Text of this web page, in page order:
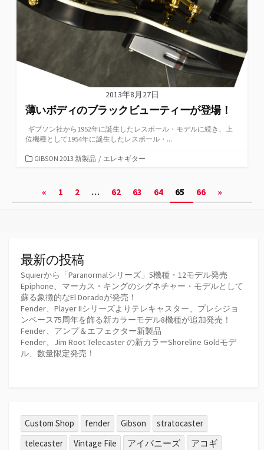
2013年8月27日
薄いボディのブラックビューティーが登場！
ギブソン社から1952年に誕生したレスポール・モデルに続き、上
位機種として1954年に誕生したレスポール・...
カ
ー
GIBSON 2013 新製品 / エレキギター
ペ
ー
ジ
送
り
« 1 2 … 62 63 64 65 66 »
最新の投稿
Squierから「Paranormalシリーズ」5機種・12モデル発売
Epiphone、マーカス・キングのシグネチャー・モデルとして
蘇る象徴的なEl Doradoが発売！
Fender、Player IIシリーズよりテレキャスター、プレシジョ
ンベース75周年を飾る新カラーモデル8機種が追加発売！
Fender、アンプ＆エフェクター新製品
Fender、Jim Root Telecaster の新カラーShoreline Goldモデ
ル、数量限定発売！
Custom Shop fender Gibson
stratocaster
telecaster
Vintage File アイバニーズ
アコギ